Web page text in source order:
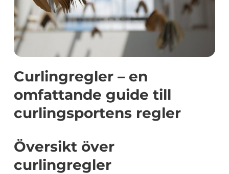
Curlingregler – en
omfattande guide till
curlingsportens regler
Översikt över
curlingregler